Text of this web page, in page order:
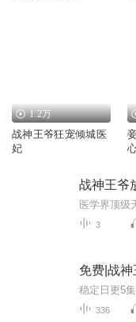
1.2万
战神王爷狂宠倾城医
妃
战神王爷
3
336